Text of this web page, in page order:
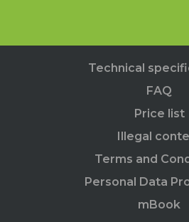
Technical
FAQ
Price list
Illegal
Terms and
Personal Data
mBook